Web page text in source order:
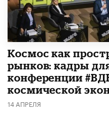
Космос как
рынков: кадры
конференции
космической
14 АПРЕЛЯ